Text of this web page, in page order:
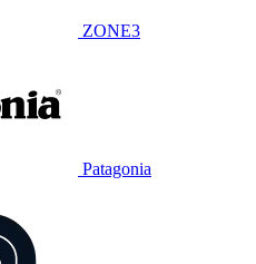
ZONE3
Patagonia